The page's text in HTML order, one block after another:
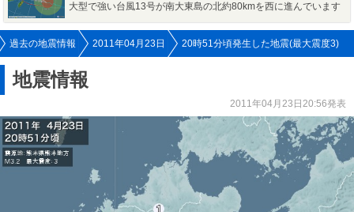
大型で強い台風13号が南大東島の北約80kmを西に進んでいます
過去の地震情報 2011年04月23日 20時51分頃発生した地震(最大震度3)
地震情報
2011年04月23日20:56発表